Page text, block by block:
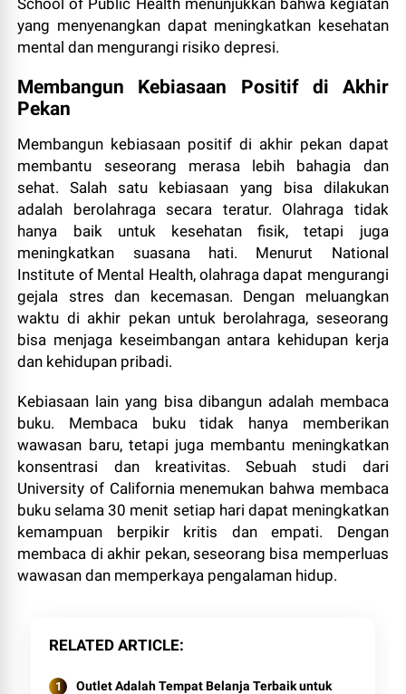
yang menyenangkan dapat meningkatkan kesehatan
mental dan mengurangi risiko depresi.
Membangun Kebiasaan Positif di Akhir
Pekan
Membangun kebiasaan positif di akhir pekan dapat
membantu seseorang merasa lebih bahagia dan
sehat. Salah satu kebiasaan yang bisa dilakukan
adalah berolahraga secara teratur. Olahraga tidak
hanya baik untuk kesehatan fisik, tetapi juga
meningkatkan suasana hati. Menurut National
Institute of Mental Health, olahraga dapat mengurangi
gejala stres dan kecemasan. Dengan meluangkan
waktu di akhir pekan untuk berolahraga, seseorang
bisa menjaga keseimbangan antara kehidupan kerja
dan kehidupan pribadi.
Kebiasaan lain yang bisa dibangun adalah membaca
buku. Membaca buku tidak hanya memberikan
wawasan baru, tetapi juga membantu meningkatkan
konsentrasi dan kreativitas. Sebuah studi dari
University of California menemukan bahwa membaca
buku selama 30 menit setiap hari dapat meningkatkan
kemampuan berpikir kritis dan empati. Dengan
membaca di akhir pekan, seseorang bisa memperluas
wawasan dan memperkaya pengalaman hidup.
RELATED ARTICLE
Outlet Adalah Tempat Belanja Terbaik untuk